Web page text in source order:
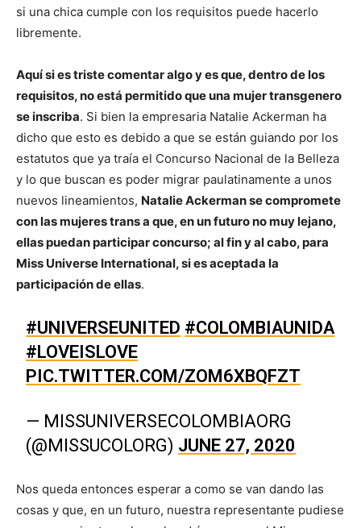
si una chica cumple con los requisitos puede hacerlo
libremente.
Aquí si es triste comentar algo y es que, dentro de los
requisitos, no está permitido que una mujer transgenero
se inscriba. Si bien la empresaria Natalie Ackerman ha
dicho que esto es debido a que se están guiando por los
estatutos que ya traía el Concurso Nacional de la Belleza
y lo que buscan es poder migrar paulatinamente a unos
nuevos lineamientos, Natalie Ackerman se compromete
con las mujeres trans a que, en un futuro no muy lejano,
ellas puedan participar concurso; al fin y al cabo, para
Miss Universe International, si es aceptada la
participación de ellas.
#UNIVERSEUNITED #COLOMBIAUNIDA
#LOVEISLOVE
PIC.TWITTER.COM/ZOM6XBQFZT
— MISSUNIVERSECOLOMBIAORG
(@MISSUCOLORG) JUNE 27, 2020
Nos queda entonces esperar a como se van dando las
cosas y que, en un futuro, nuestra representante pudiese